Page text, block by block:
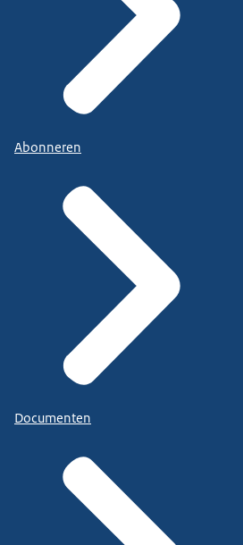
Abonneren
Documenten